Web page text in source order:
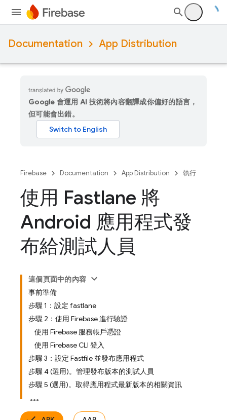
Documentation App Distribution
Google 會運用 AI 技術將內容翻譯成你偏好的語言，
但可能會出錯。
Firebase Documentation App Distribution 執行
使用 Fastlane 將
Android 應用程式發
布給測試人員
這個頁面中的內容
事前準備
步驟 1：設定 fastlane
步驟 2：使用 Firebase 進行驗證
使用 Firebase 服務帳戶憑證
使用 Firebase CLI 登入
步驟 3：設定 Fastfile 並發布應用程式
步驟 4 (選用)。管理發布版本的測試人員
步驟 5 (選用)。取得應用程式最新版本的相關資訊